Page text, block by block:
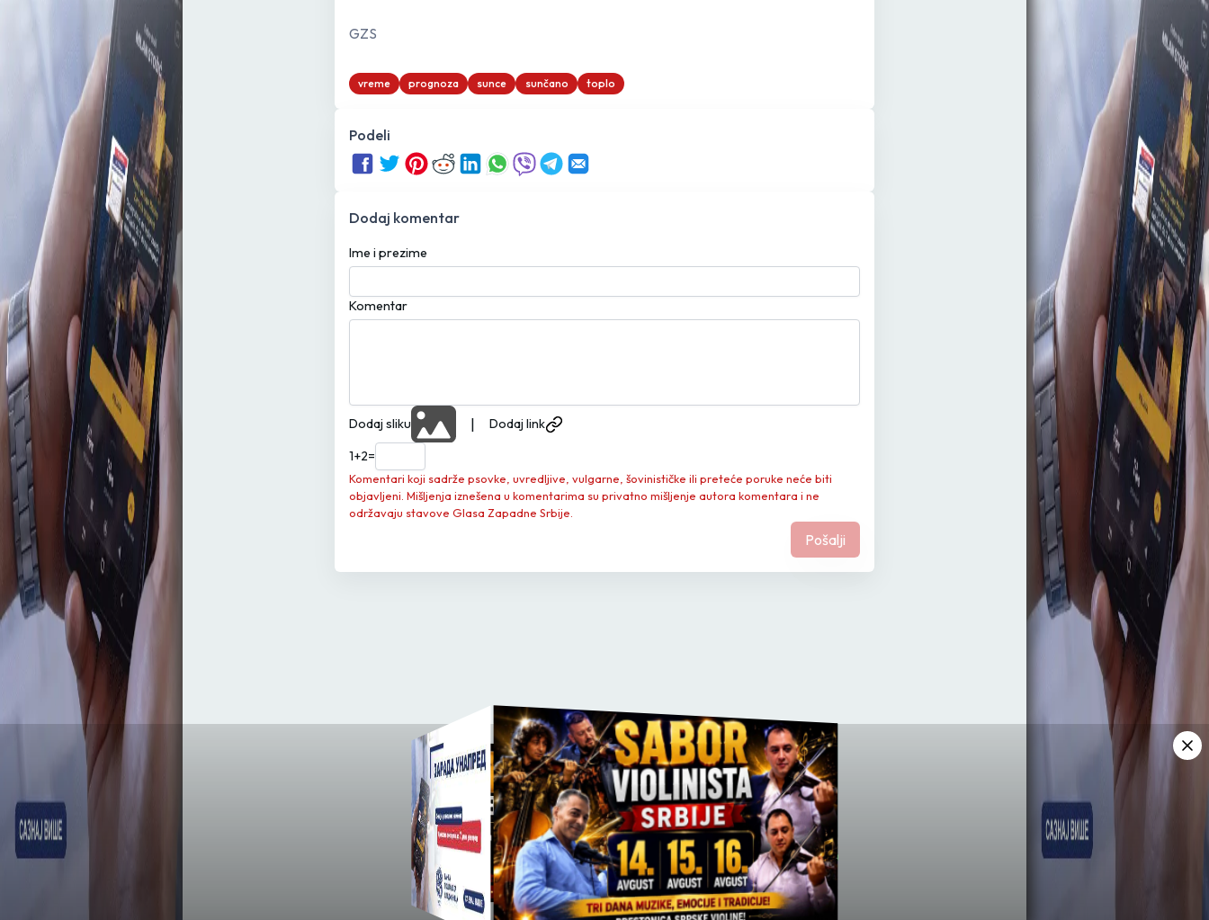
GZS
vreme prognoza sunce sunčano toplo
Podeli
Dodaj komentar
Ime i prezime
Komentar
Dodaj sliku | Dodaj link
1+2=
Komentari koji sadrže psovke, uvredljive, vulgarne, šovinističke ili preteće poruke neće biti
objavljeni. Mišljenja iznešena u komentarima su privatno mišljenje autora komentara i ne
održavaju stavove Glasa Zapadne Srbije.
Pošalji